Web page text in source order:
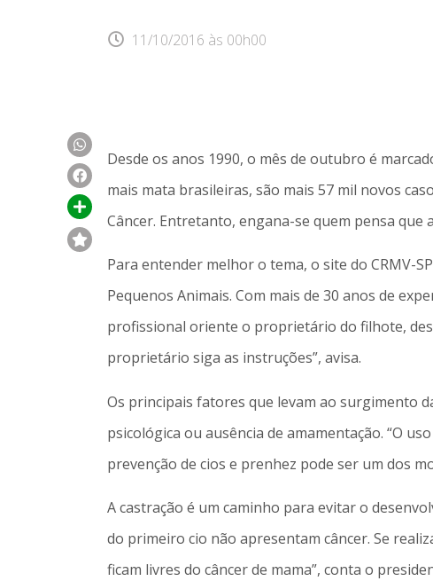
11/10/2016 às 00h00
Desde os anos 1990, o mês de outubro é
mais mata brasileiras, são mais 57 mil novos
Câncer. Entretanto, engana-se quem pensa que
Para entender melhor o tema, o site do CRMV-
Pequenos Animais. Com mais de 30 anos de
profissional oriente o proprietário do filhote,
proprietário siga as instruções”, avisa.
Os principais fatores que levam ao surgimento
psicológica ou ausência de amamentação. “O
prevenção de cios e prenhez pode ser um dos
A castração é um caminho para evitar o
do primeiro cio não apresentam câncer. Se
ficam livres do câncer de mama”, conta o